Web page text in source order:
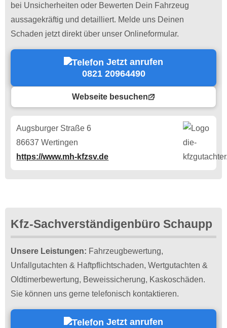
bei Unsicherheiten oder Bewerten Dein Fahrzeug
aussagekräftig und detailliert. Melde uns Deinen
Schaden jetzt direkt über unser Onlineformular.
Jetzt anrufen
0821 20964490
Webseite besuchen
Augsburger Straße 6
86637 Wertingen
https://www.mh-kfzsv.de
Kfz-Sachverständigenbüro Schaupp
Unsere Leistungen: Fahrzeugbewertung,
Unfallgutachten & Haftpflichtschaden, Wertgutachten &
Oldtimerbewertung, Beweissicherung, Kaskoschäden.
Sie können uns gerne telefonisch kontaktieren.
Jetzt anrufen